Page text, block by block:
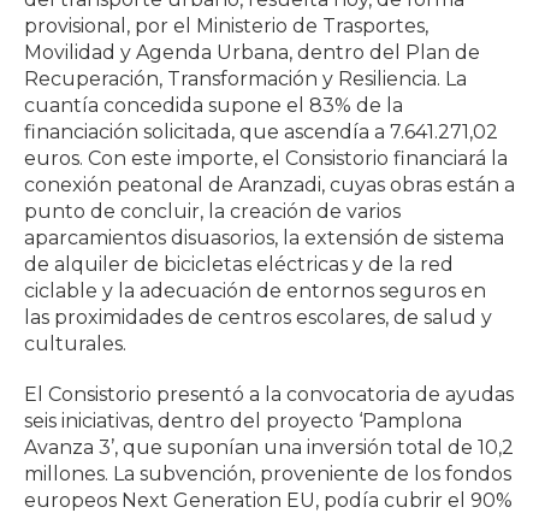
provisional, por el Ministerio de Trasportes,
Movilidad y Agenda Urbana, dentro del Plan de
Recuperación, Transformación y Resiliencia. La
cuantía concedida supone el 83% de la
financiación solicitada, que ascendía a 7.641.271,02
euros. Con este importe, el Consistorio financiará la
conexión peatonal de Aranzadi, cuyas obras están a
punto de concluir, la creación de varios
aparcamientos disuasorios, la extensión de sistema
de alquiler de bicicletas eléctricas y de la red
ciclable y la adecuación de entornos seguros en
las proximidades de centros escolares, de salud y
culturales.
El Consistorio presentó a la convocatoria de ayudas
seis iniciativas, dentro del proyecto ‘Pamplona
Avanza 3’, que suponían una inversión total de 10,2
millones. La subvención, proveniente de los fondos
europeos Next Generation EU, podía cubrir el 90%